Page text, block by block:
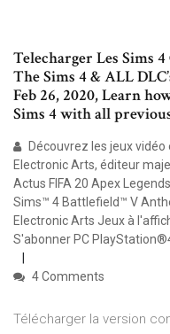
Telecharger Les Sims
The Sims 4 & ALL
Feb 26, 2020, Learn
Sims 4 with all
Découvrez les jeux
Electronic Arts, éditeur
Actus FIFA 20 Apex
Sims™ 4 Battlefield™ V
Electronic Arts Jeux à
S'abonner PC
4 Comments
Télécharger la version